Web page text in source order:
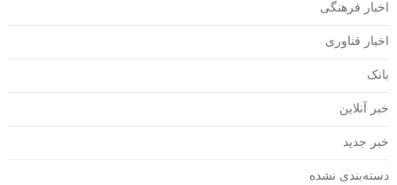
اخبار فرهنگی
اخبار فناوری
بانک
خبر آنلاین
خبر جدید
دسته‌بندی نشده